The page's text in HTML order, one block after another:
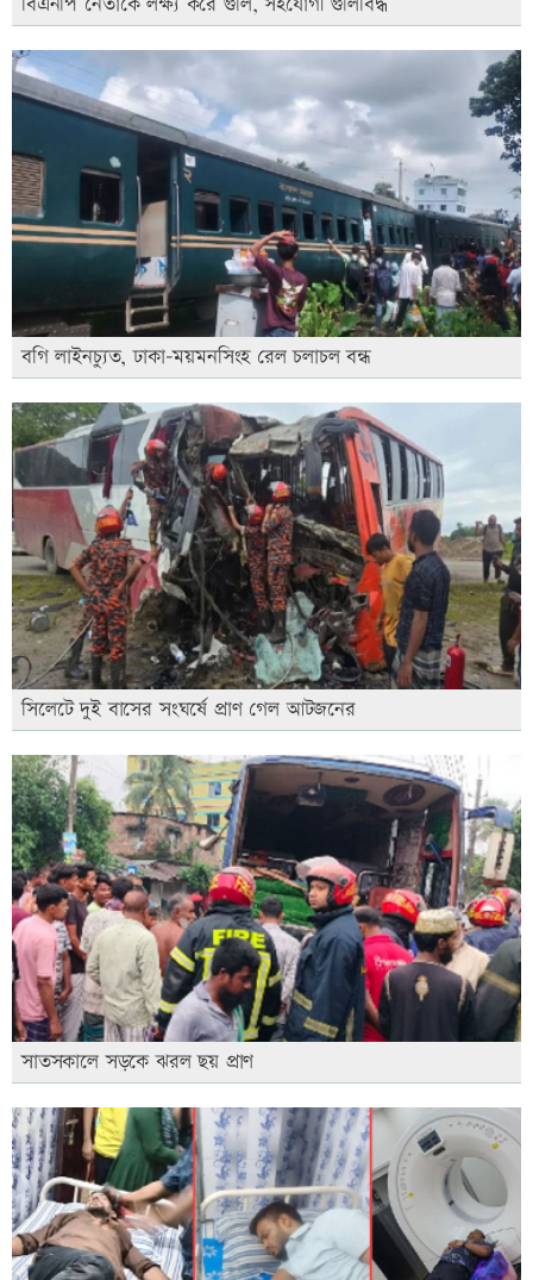
বগি লাইনচ্যুত, ঢাকা-ময়মনসিংহ রেল চলাচল বন্ধ
সিলেটে দুই বাসের সংঘর্ষে প্রাণ গেল আটজনের
সাতসকালে সড়কে ঝরল ছয় প্রাণ